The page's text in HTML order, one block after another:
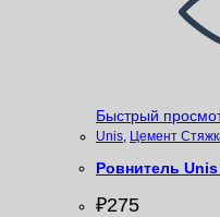
Быстрый
Unis Цемент
Ровнитель Unis
₽275